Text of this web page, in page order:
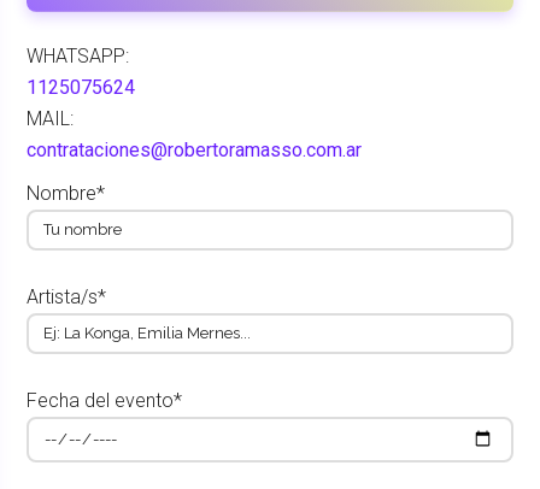
WHATSAPP:
1125075624
MAIL:
contrataciones@robertoramasso.com.ar
Nombre*
Artista/s*
Fecha del evento*